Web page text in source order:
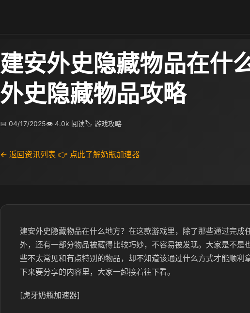
建安外史隐藏物品在什
外史隐藏物品攻略
📅 04/17/2025👁 4.0k 阅读🏷 游戏攻略
← 返回资讯列表 👉 点此了解奶瓶加速器
建安外史隐藏物品在什么地方？在这款游戏里，除了那些通过完成
外，还有一部分物品被藏得比较巧妙，不容易被发现。大家是不是
些不太常见和有点特别的物品，却不知道该通过什么方式才能顺利
下来要分享的内容里，大家一起接着往下看。
[虎牙奶瓶加速器]